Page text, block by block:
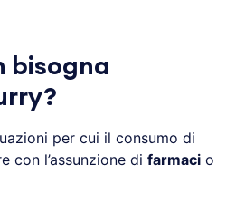
bisogna
per cui il consumo di
con l’assunzione di farmaci o